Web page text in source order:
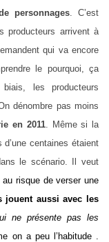
personnages . C’est
producteurs arrivent à
qui va encore
le pourquoi, ça
les producteurs
dénombre pas moins
en 2011. Même si la
centaines étaient
le scénario. Il veut
au risque de verser une
jouent aussi avec les
ne présente pas les
on a peu l’habitude .